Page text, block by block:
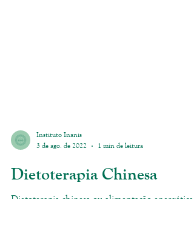
Instituto Inanis
Dietoterapia Chinesa